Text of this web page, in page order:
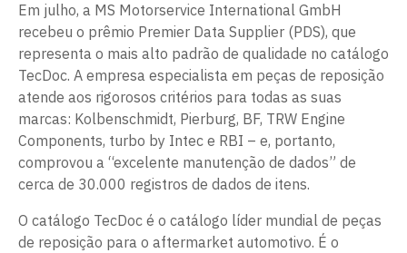
Em julho, a MS Motorservice International GmbH
recebeu o prêmio Premier Data Supplier (PDS), que
representa o mais alto padrão de qualidade no catálogo
TecDoc. A empresa especialista em peças de reposição
atende aos rigorosos critérios para todas as suas
marcas: Kolbenschmidt, Pierburg, BF, TRW Engine
Components, turbo by Intec e RBI – e, portanto,
comprovou a “excelente manutenção de dados” de
cerca de 30.000 registros de dados de itens.
O catálogo TecDoc é o catálogo líder mundial de peças
de reposição para o aftermarket automotivo. É o